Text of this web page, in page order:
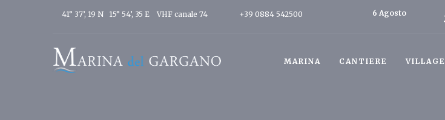
41° 37’, 19 N 15° 54’, 35 E VHF canale 74 +39 0884 542500
6 Agosto
MARINA CANTIERE VILLAGE